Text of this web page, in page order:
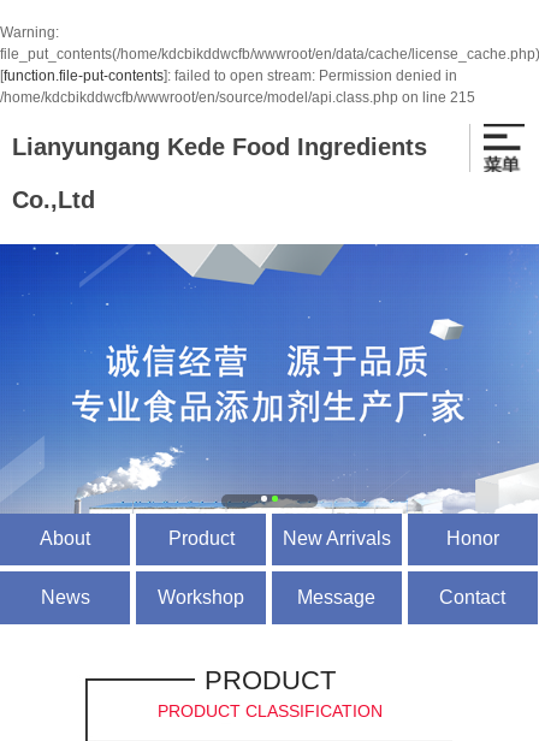
Warning:
file_put_contents(/home/kdcbikddwcfb/wwwroot/en/data/cache/license_cache.php)
[function.file-put-contents]: failed to open stream: Permission denied in
/home/kdcbikddwcfb/wwwroot/en/source/model/api.class.php on line 215
Lianyungang Kede Food Ingredients
Co.,Ltd
About Product New Arrivals Honor
News Workshop Message Contact
PRODUCT
PRODUCT CLASSIFICATION